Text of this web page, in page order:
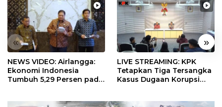
« »
NEWS VIDEO: Airlangga:
Ekonomi Indonesia
Tumbuh 5,29 Persen pada
LIVE STREAMING: KPK
Tetapkan Tiga Tersangka
Kasus Dugaan Korupsi